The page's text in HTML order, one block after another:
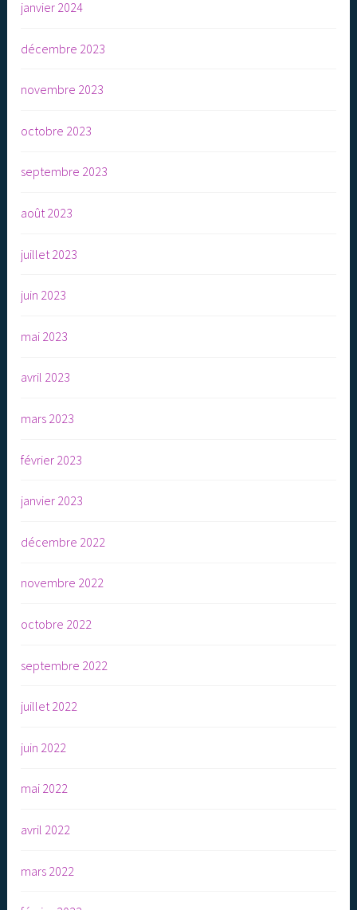
janvier 2024
décembre 2023
novembre 2023
octobre 2023
septembre 2023
août 2023
juillet 2023
juin 2023
mai 2023
avril 2023
mars 2023
février 2023
janvier 2023
décembre 2022
novembre 2022
octobre 2022
septembre 2022
juillet 2022
juin 2022
mai 2022
avril 2022
mars 2022